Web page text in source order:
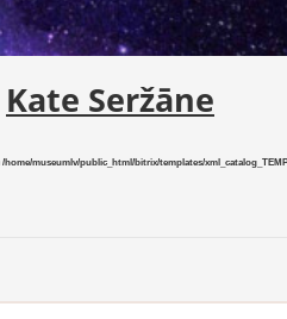
Kate Seržāne
/home/museumlv/public_html/bitrix/templates/